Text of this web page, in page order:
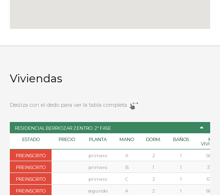
Viviendas
Desliza con el dedo para ver la tabla completa
RESIDENCIAL BERRIOZAR ZENTRO. 2ª FASE
ESTADO PRECIO PLANTA MANO DORM. BAÑOS
M2
PREINSCRITO primero A 2 1 68,54
PREINSCRITO primero B 1 1 37,70
PREINSCRITO primero C 2 1 67,68
PREINSCRITO segundo A 2 1 68,54